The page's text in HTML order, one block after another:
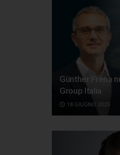
Günther Frena
Group Italia
18 GIUGNO 2025